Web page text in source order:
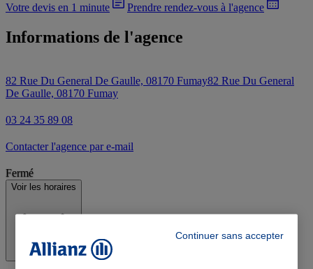
Votre devis en 1 minute Prendre rendez-vous à l'agence
Informations de l'agence
82 Rue Du General De Gaulle, 08170 Fumay82 Rue Du General
De Gaulle, 08170 Fumay
03 24 35 89 08
Contacter l'agence par e-mail
Fermé
Voir les horaires
Continuer sans accepter